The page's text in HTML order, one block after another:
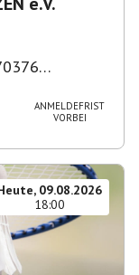
ANMELDEFRIST
VORBEI
09.08.2026
18:00